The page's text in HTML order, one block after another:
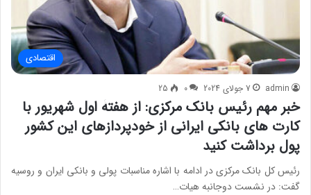
اقتصادی
admin 7 جولای 2024 0
25
خبر مهم رئیس بانک‌ مرکزی: از هفتۀ اول شهریور با
کارت های بانکی ایرانی از خودپردازهای این کشور
پول برداشت کنید
رئیس کل بانک مرکزی در ادامه با اشاره مناسبات پولی و بانکی ایران و روسیه
گفت: در نشست دوجانبه هیات…